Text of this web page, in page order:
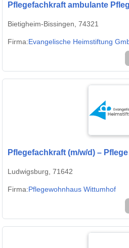
Pflegefachkraft ambulante
Bietigheim-Bissingen, 74321
Firma:Evangelische Heimstiftung
Pflegefachkraft (m/w/d) –
Ludwigsburg, 71642
Firma:Pflegewohnhaus Wittumhof